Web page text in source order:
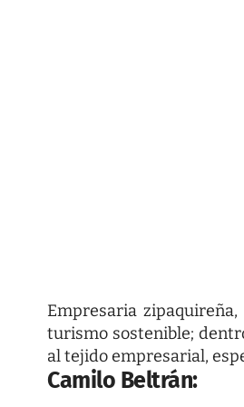
Empresaria
turismo sostenible;
al tejido empresarial,
Camilo Beltrán: